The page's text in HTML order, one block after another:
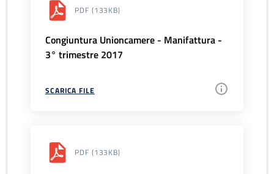
PDF (133KB)
Congiuntura Unioncamere - Manifattura -
3° trimestre 2017
SCARICA FILE
PDF (133KB)